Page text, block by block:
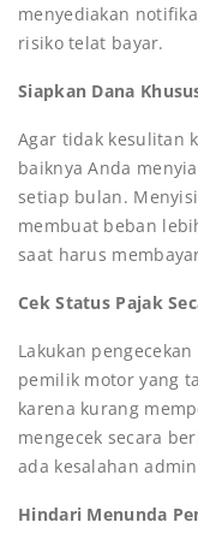
menyediakan
risiko telat bayar.
Siapkan Dana
Agar tidak kesulitan
baiknya Anda
setiap bulan.
membuat beban
saat harus
Cek Status Pajak
Lakukan
pemilik motor yang
karena kurang
mengecek secara
ada kesalahan
Hindari Menunda